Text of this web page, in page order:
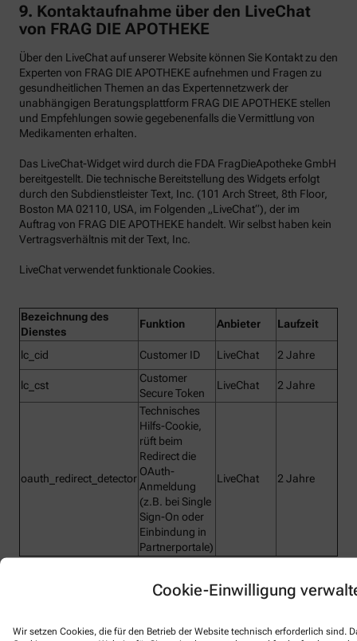
Cookie-Einwilligung
Wir setzen Cookies, die für den Betrieb der Website technisch erforderlich sind.
9. Kontaktaufnahme über den LiveChat
von FRAG DIE APOTHEKE
Über den LiveChat auf unserer Website können Sie Kontakt zu den
Experten von FRAG DIE APOTHEKE aufnehmen und Fragen zu
gesundheitlichen Themen an das Expertennetzwerk der
unabhängigen Beratungsplattform FRAG DIE APOTHEKE stellen
und Empfehlungen sowie gegebenenfalls die Vermittlung von
Medikamenten erhalten.
Das LiveChat-Widget wird durch die FDA FragDieApotheke GmbH
bereitgestellt. Die technische Bereitstellung des Widgets erfolgt
durch den Subdienstleister Text, Inc. (101 Arch Street, 8th Floor,
Boston MA 02110, USA, im Folgenden „LiveChat“), der im
Auftrag von FRAG DIE APOTHEKE handelt. Wir selbst haben kein
Vertragsverhältnis mit der Text, Inc.
LiveChat verwendet funktionale Cookies.
Bezeichnung des
Dienstes
Funktion Anbieter Laufzeit
lc_cid Customer ID LiveChat 2 Jahre
lc_cst
Customer
Secure Token
LiveChat 2 Jahre
oauth_redirect_detector
Technisches
Hilfs-Cookie,
rüft beim
Redirect die
OAuth-
Anmeldung
(z.B. bei Single
Sign-On oder
Einbindung in
Partnerportale)
LiveChat 2 Jahre
der Website keine personenbezogenen Daten und werden für